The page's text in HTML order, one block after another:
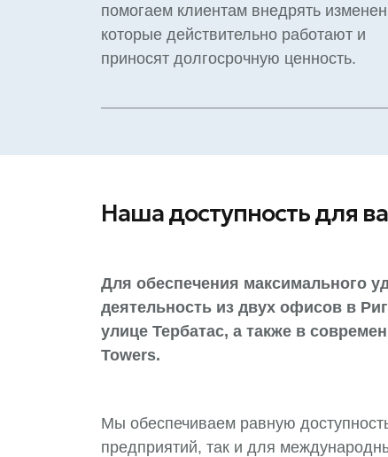
помогаем клиентам внедрять
которые действительно работают и
приносят долгосрочную ценность.
Наша доступность для
Для обеспечения максимального
деятельность из двух офисов в
улице Тербатас, а также в
Towers.
Мы обеспечиваем равную
предприятий, так и для